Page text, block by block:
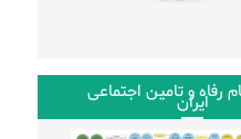
رفاه و تامین اجتماعی
ایران